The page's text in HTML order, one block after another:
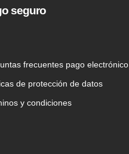
seguro
frecuentes pago electrónico
de protección de datos
y condiciones